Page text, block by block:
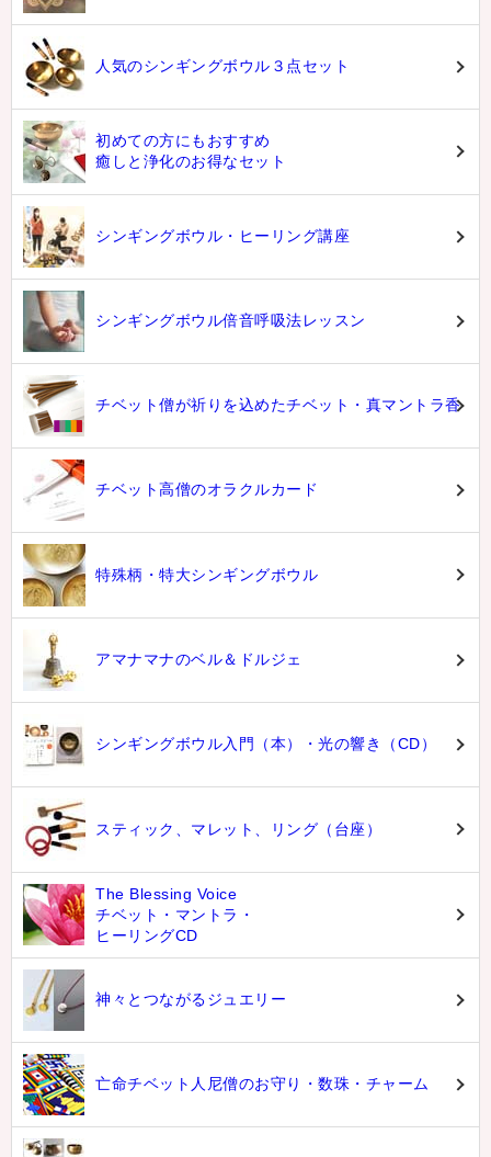
人気のシンギングボウル３点セット
初めての方にもおすすめ
癒しと浄化のお得なセット
シンギングボウル・ヒーリング講座
シンギングボウル倍音呼吸法レッスン
チベット僧が祈りを込めたチベット・真マントラ香
チベット高僧のオラクルカード
特殊柄・特大シンギングボウル
アマナマナのベル＆ドルジェ
シンギングボウル入門（本）・光の響き（CD）
スティック、マレット、リング（台座）
The Blessing Voice
チベット・マントラ・
ヒーリングCD
神々とつながるジュエリー
亡命チベット人尼僧のお守り・数珠・チャーム